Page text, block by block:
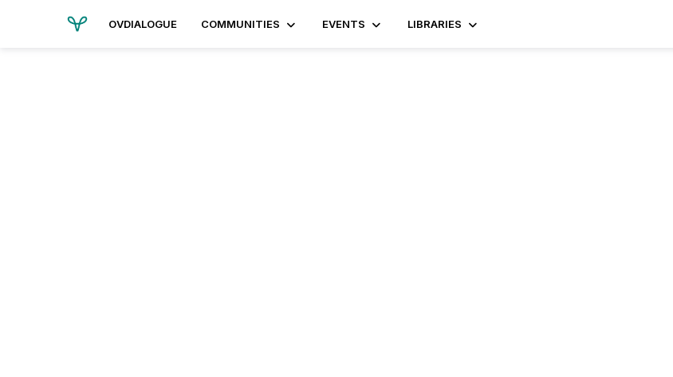
OVDIALOGUE COMMUNITIES EVENTS LIBRARIES